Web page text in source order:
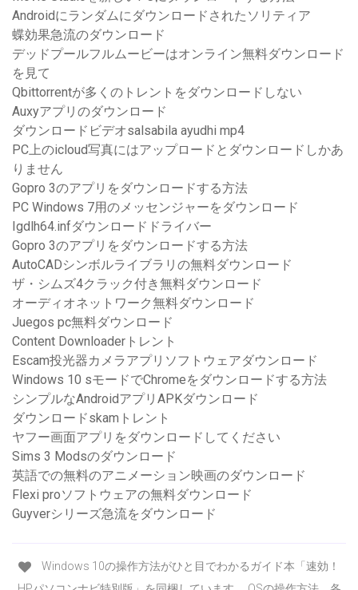
Androidにランダムにダウンロードされたソリティア
蝶効果急流のダウンロード
デッドプールフルムービーはオンライン無料ダウンロード
を見て
Qbittorrentが多くのトレントをダウンロードしない
Auxyアプリのダウンロード
ダウンロードビデオsalsabila ayudhi mp4
PC上のicloud写真にはアップロードとダウンロードしかあ
りません
Gopro 3のアプリをダウンロードする方法
PC Windows 7用のメッセンジャーをダウンロード
Igdlh64.infダウンロードドライバー
Gopro 3のアプリをダウンロードする方法
AutoCADシンボルライブラリの無料ダウンロード
ザ・シムズ4クラック付き無料ダウンロード
オーディオネットワーク無料ダウンロード
Juegos pc無料ダウンロード
Content Downloaderトレント
Escam投光器カメラアプリソフトウェアダウンロード
Windows 10 sモードでChromeをダウンロードする方法
シンプルなAndroidアプリAPKダウンロード
ダウンロードskamトレント
ヤフー画面アプリをダウンロードしてください
Sims 3 Modsのダウンロード
英語での無料のアニメーション映画のダウンロード
Flexi proソフトウェアの無料ダウンロード
Guyverシリーズ急流をダウンロード
Windows 10の操作方法がひと目でわかるガイド本「速効！